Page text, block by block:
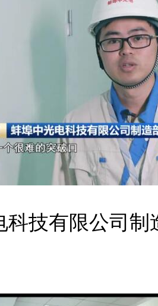
科技有限公司制